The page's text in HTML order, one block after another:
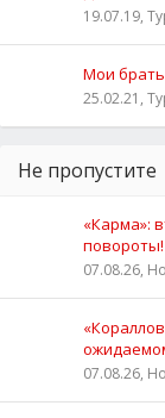
19.07.19,
Мои
25.02.21,
Не пропустите
«Карма»:
повороты!
07.08.26,
07.08.26,